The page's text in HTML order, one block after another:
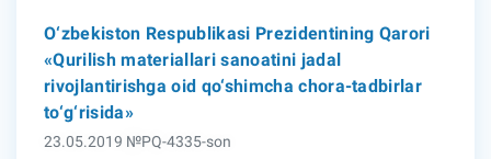
O‘zbekiston Respublikasi Prezidentining Qarori
«Qurilish materiallari sanoatini jadal
rivojlantirishga oid qo‘shimcha chora-tadbirlar
to‘g‘risida»
23.05.2019 №PQ-4335-son